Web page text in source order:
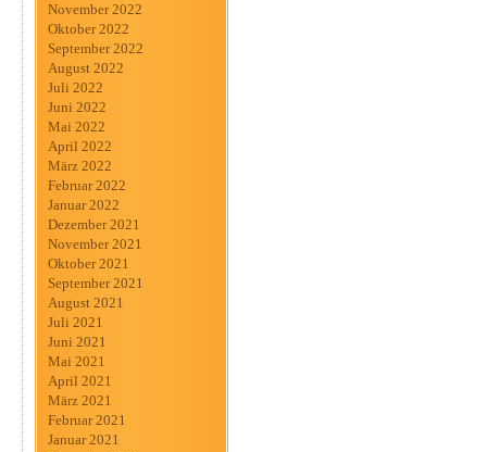
November 2022
Oktober 2022
September 2022
August 2022
Juli 2022
Juni 2022
Mai 2022
April 2022
März 2022
Februar 2022
Januar 2022
Dezember 2021
November 2021
Oktober 2021
September 2021
August 2021
Juli 2021
Juni 2021
Mai 2021
April 2021
März 2021
Februar 2021
Januar 2021